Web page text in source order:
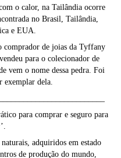
o calor, na Tailândia ocorre
no Brasil, Tailândia,
e EUA.
comprador de joias da Tyffany
para o colecionador de
vem o nome dessa pedra. Foi
exemplar dela.
para comprar e seguro para
adquiridos em estado
de produção do mundo,